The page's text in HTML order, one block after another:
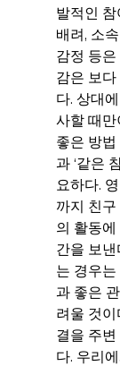
발적인
배려, 소
감정 등
감은 보
다. 상대
사할 때
좋은 방
과 ‘같은
요하다.
까지 친
의 활동
간을 보
는 경우
과 좋은
려울 것이
결을 주
다. 우리